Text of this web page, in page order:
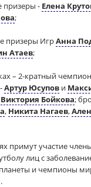
призеры - Елена
;
призеры ИгрАнна
Атаев;
– 2-кратный
Артур Юсупов и
Виктория Бойкова;
, Никита Нагаев,
примут участие
лиц с
и чемпионы